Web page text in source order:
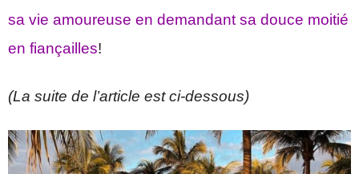
sa vie amoureuse en demandant sa douce moitié
en fiançailles!
(La suite de l’article est ci-dessous)